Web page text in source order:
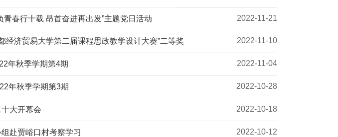
春行十载 昂首奋进再出发”主题党日活动 2022-11-21
经济贸易大学第二届课程思政教学设计大赛”二等奖 2022-11-10
年秋季学期第4期 2022-11-04
年秋季学期第3期 2022-10-28
大开幕会 2022-10-18
赴贾峪口村考察学习 2022-10-12